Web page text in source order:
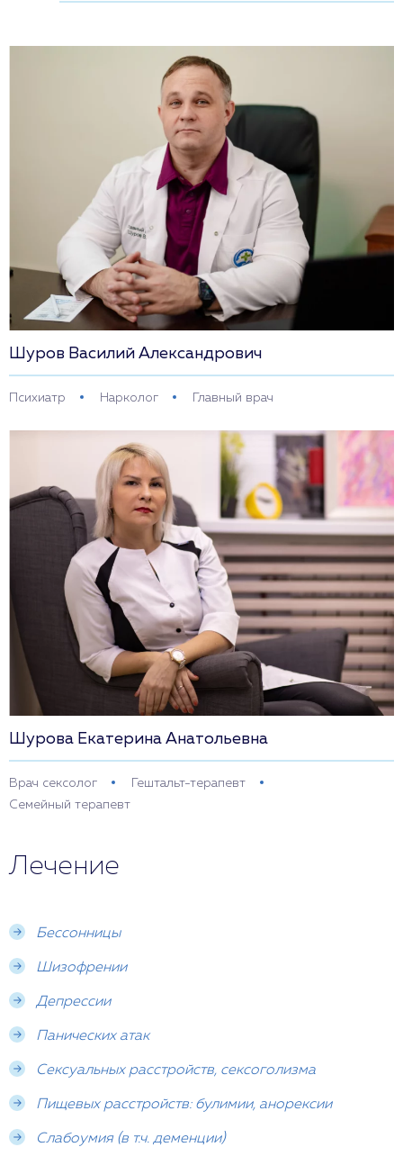
Шуров Василий Александрович
Психиатр Нарколог Главный врач
Шурова Екатерина Анатольевна
Врач сексолог
Гештальт-терапевт
Семейный терапевт
Лечение
Бессонницы
Шизофрении
Депрессии
Панических атак
Сексуальных расстройств, сексоголизма
Пищевых расстройств: булимии, анорексии
Слабоумия (в т.ч. деменции)